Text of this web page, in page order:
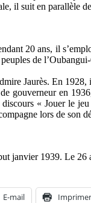
il suit en parallèle
20 ans, il
de
Jaurès. En
gouverneur en
« Jouer le
lors de son
janvier 1939. Le
E-mail Imprimer